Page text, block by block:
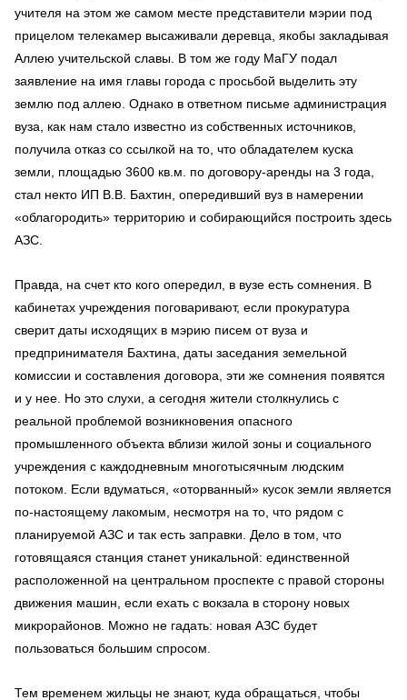
учителя на этом же самом месте представители мэрии под
прицелом телекамер высаживали деревца, якобы закладывая
Аллею учительской славы. В том же году МаГУ подал
заявление на имя главы города с просьбой выделить эту
землю под аллею. Однако в ответном письме администрация
вуза, как нам стало известно из собственных источников,
получила отказ со ссылкой на то, что обладателем куска
земли, площадью 3600 кв.м. по договору-аренды на 3 года,
стал некто ИП В.В. Бахтин, опередивший вуз в намерении
«облагородить» территорию и собирающийся построить здесь
АЗС.
Правда, на счет кто кого опередил, в вузе есть сомнения. В
кабинетах учреждения поговаривают, если прокуратура
сверит даты исходящих в мэрию писем от вуза и
предпринимателя Бахтина, даты заседания земельной
комиссии и составления договора, эти же сомнения появятся
и у нее. Но это слухи, а сегодня жители столкнулись с
реальной проблемой возникновения опасного
промышленного объекта вблизи жилой зоны и социального
учреждения с каждодневным многотысячным людским
потоком. Если вдуматься, «оторванный» кусок земли является
по-настоящему лакомым, несмотря на то, что рядом с
планируемой АЗС и так есть заправки. Дело в том, что
готовящаяся станция станет уникальной: единственной
расположенной на центральном проспекте с правой стороны
движения машин, если ехать с вокзала в сторону новых
микрорайонов. Можно не гадать: новая АЗС будет
пользоваться большим спросом.
Тем временем жильцы не знают, куда обращаться, чтобы